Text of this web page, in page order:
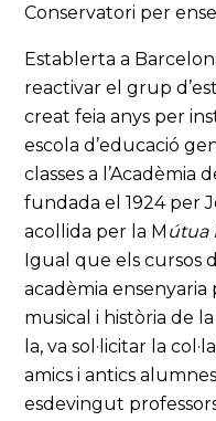
Conservatori per
Establerta a
reactivar el grup
creat feia anys per
escola d’educació
classes a l’Acadèmia
fundada el 1924 per
acollida per la M útua
Igual que els cursos
acadèmia ensenyaria
musical i història de
la, va sol·licitar la
amics i antics
esdevingut